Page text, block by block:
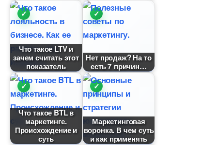
Что такое LTV и
зачем считать этот
показатель
Нет продаж? На то
есть 7 причин
Что такое BTL
маркетинге.
Происхождение и
суть
Маркетинговая
оронка. В чем суть
и как применять